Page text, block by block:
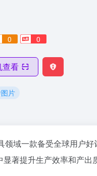
0 0
查看
片
领域一款备受全球用户好
著提升生产效率和产出